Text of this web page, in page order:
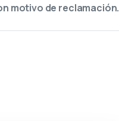
motivo de reclamación.